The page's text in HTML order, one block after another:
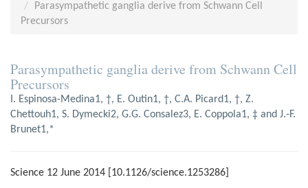
Parasympathetic ganglia derive from Schwann Cell
Precursors
Parasympathetic ganglia derive from Schwann Cell
Precursors
I. Espinosa-Medina1, †, E. Outin1, †, C.A. Picard1, †, Z.
Chettouh1, S. Dymecki2, G.G. Consalez3, E. Coppola1, ‡ and J.‑F.
Brunet1,*
Science 12 June 2014 [10.1126/science.1253286]